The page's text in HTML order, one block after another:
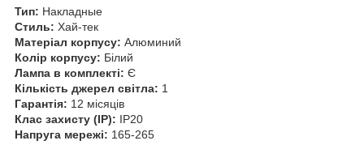
Тип: Накладные
Стиль: Хай-тек
Матеріал корпусу: Алюминий
Колір корпусу: Білий
Лампа в комплекті: Є
Кількість джерел світла: 1
Гарантія: 12 місяців
Клас захисту (IP): IP20
Напруга мережі: 165-265